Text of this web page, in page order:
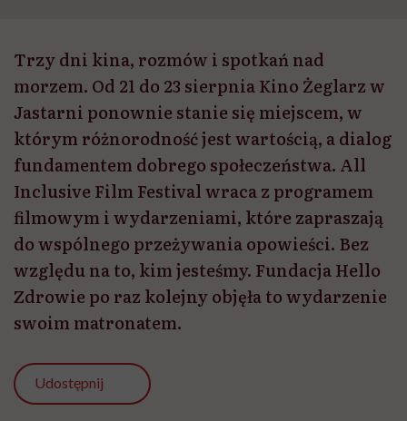
Trzy dni kina, rozmów i spotkań nad
morzem. Od 21 do 23 sierpnia Kino Żeglarz w
Jastarni ponownie stanie się miejscem, w
którym różnorodność jest wartością, a dialog
fundamentem dobrego społeczeństwa. All
Inclusive Film Festival wraca z programem
filmowym i wydarzeniami, które zapraszają
do wspólnego przeżywania opowieści. Bez
względu na to, kim jesteśmy. Fundacja Hello
Zdrowie po raz kolejny objęła to wydarzenie
swoim matronatem.
Udostępnij